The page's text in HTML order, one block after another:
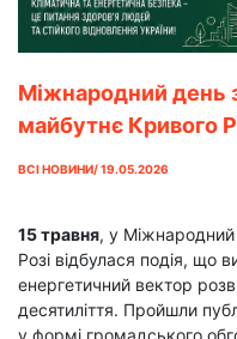
Міжнародний день
майбутнє Кривого
ВСІ НОВИНИ/ 19.05.2026
15 травня, у
Розі відбулася подія, що
енергетичний вектор
десятиліття. Пройшли
у формі громадського